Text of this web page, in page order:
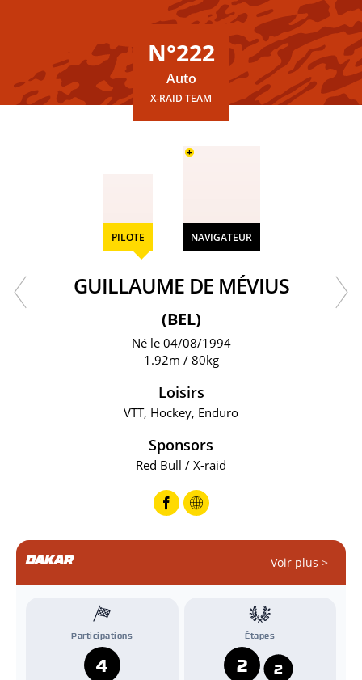
N°222
Auto
X-RAID TEAM
PILOTE NAVIGATEUR
+
GUILLAUME DE MÉVIUS
(BEL)
Né le 04/08/1994
1.92m / 80kg
Loisirs
VTT, Hockey, Enduro
Sponsors
Red Bull / X-raid
DAKAR Voir plus >
Participations
4
Étapes
2 2